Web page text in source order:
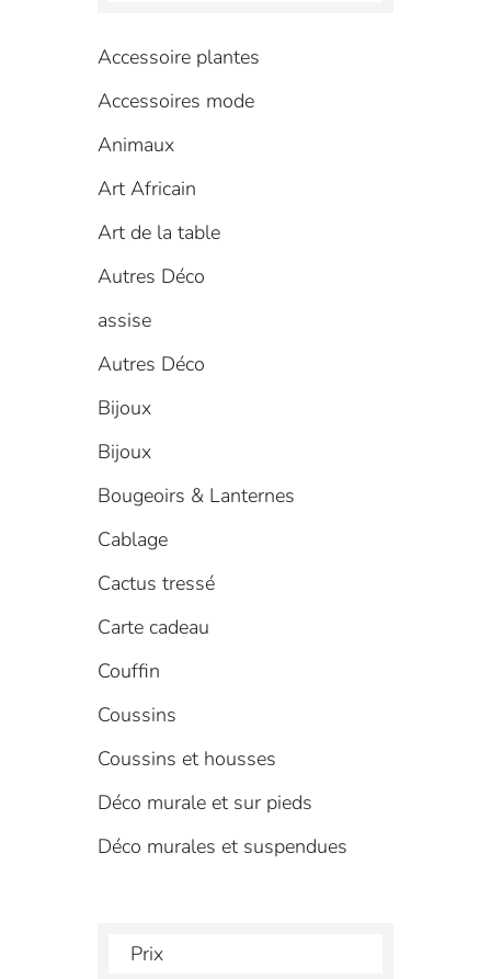
Accessoire plantes
Accessoires mode
Animaux
Art Africain
Art de la table
Autres Déco
assise
Autres Déco
Bijoux
Bijoux
Bougeoirs & Lanternes
Cablage
Cactus tressé
Carte cadeau
Couffin
Coussins
Coussins et housses
Déco murale et sur pieds
Déco murales et suspendues
Prix